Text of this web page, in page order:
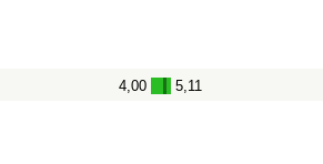
4,00 - 5,11